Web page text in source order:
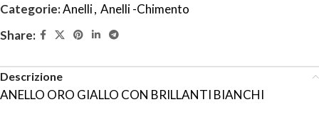
Categorie:Anelli, Anelli -Chimento
Share:
Descrizione
ANELLO ORO GIALLO CON BRILLANTI BIANCHI